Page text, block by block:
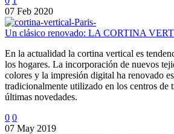
07 Feb 2020
Un clásico renovado: LA CORTINA
En la actualidad la cortina vertical es
los hogares. La incorporación de nuevos
colores y la impresión digital ha renovado
tradicionalmente utilizado en los centros de
últimas novedades.
0 0
07 May 2019